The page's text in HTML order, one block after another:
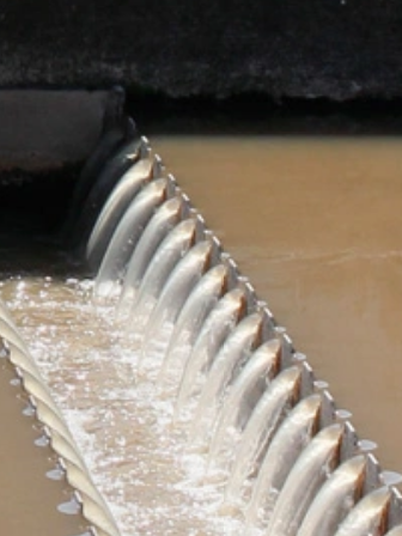
que os seus dados
das autoridades
San Bruno, CA
Aqui, o servidor
associe seu perfil de
tornar nosso website
de dados do usuário